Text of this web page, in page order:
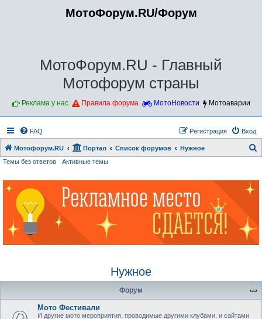
МотоФорум.RU/Форум
МотоФорум.RU - Главный
Мотофорум страны
Реклама у нас Правила форума МотоНовости Мотоаварии
FAQ Вход
Регистрация
Мотофорум.RU Портал Список форумов Нужное
Темы без ответов Активные темы
Нужное
Форум
Мото Фестивали
И другие мото мероприятия, проводимые другими клубами, и сайтами